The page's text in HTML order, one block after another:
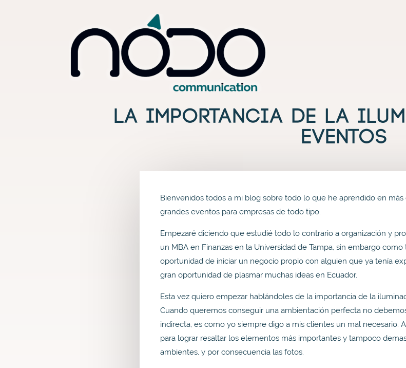
La importancia de la
eventos
Bienvenidos todos a mi blog sobre todo lo que he aprendido en
grandes eventos para empresas de todo tipo.
Empezaré diciendo que estudié todo lo contrario a organización y
un MBA en Finanzas en la Universidad de Tampa, sin embargo
oportunidad de iniciar un negocio propio con alguien que ya tenía
gran oportunidad de plasmar muchas ideas en Ecuador.
Esta vez quiero empezar hablándoles de la importancia de la
Cuando queremos conseguir una ambientación perfecta no
indirecta, es como yo siempre digo a mis clientes un mal necesario.
para lograr resaltar los elementos más importantes y tampoco
ambientes, y por consecuencia las fotos.